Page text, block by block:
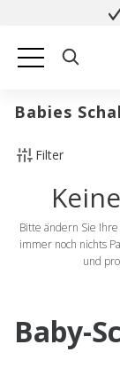
Babies
Filter
Bitte ändern Sie
immer noch nichts
und
Baby-